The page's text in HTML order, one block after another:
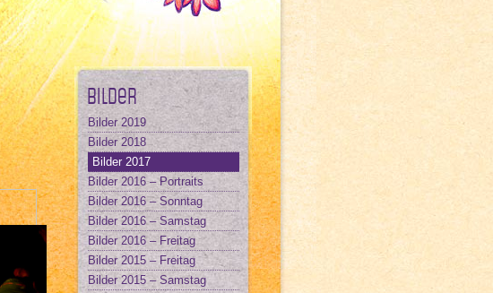
Bilder
Bilder 2019
Bilder 2018
Bilder 2017
Bilder 2016 – Portraits
Bilder 2016 – Sonntag
Bilder 2016 – Samstag
Bilder 2016 – Freitag
Bilder 2015 – Freitag
Bilder 2015 – Samstag